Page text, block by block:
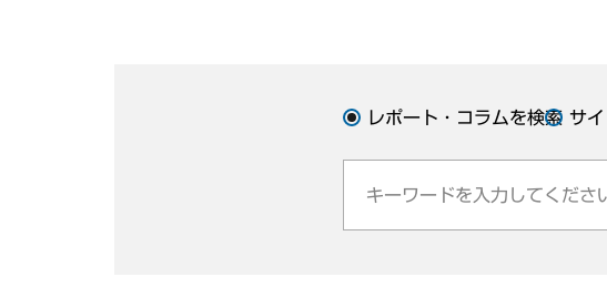
レポート・コラムを検索 サ